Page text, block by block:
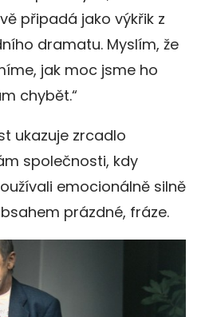
připadá jako výkřik z
dramatu. Myslím, že
jak moc jsme ho
chybět.“
ukazuje zrcadlo
společnosti, kdy
emocionálně silně
prázdné, fráze.